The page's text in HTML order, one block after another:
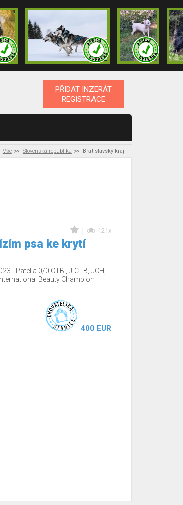
PŘIDAT INZERÁT
REGISTRACE
Vše Slovenská republika Bratislavský kraj
121x
psa ke krytí
- Patella 0/0 C.I.B., J-C.I.B, JCH,
Beauty Champion
400 EUR